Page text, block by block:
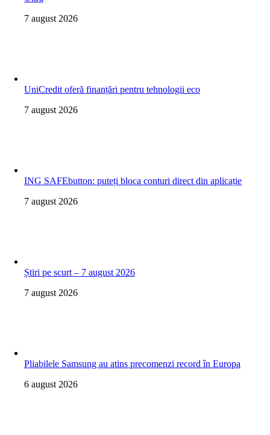
7 august 2026
UniCredit oferă finanțări pentru tehnologii eco
7 august 2026
ING SAFEbutton: puteți bloca conturi direct din aplicație
7 august 2026
Știri pe scurt – 7 august 2026
7 august 2026
Pliabilele Samsung au atins precomenzi record în Europa
6 august 2026